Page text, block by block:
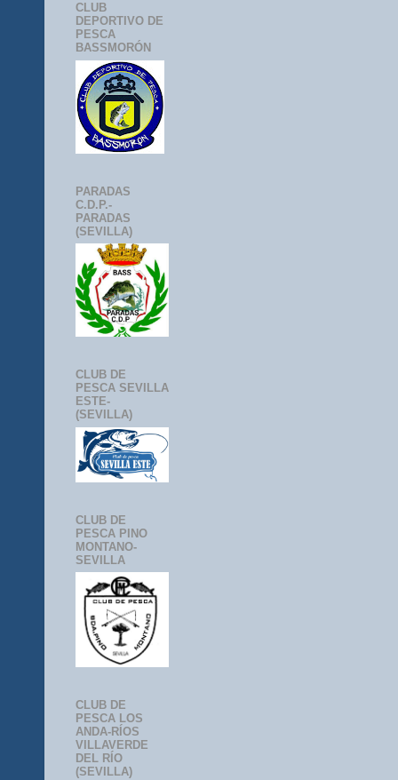
CLUB
DEPORTIVO DE
PESCA
BASSMORÓN
PARADAS
C.D.P.-
PARADAS
(SEVILLA)
CLUB DE
PESCA SEVILLA
ESTE-
(SEVILLA)
CLUB DE
PESCA PINO
MONTANO-
SEVILLA
CLUB DE
PESCA LOS
ANDA-RÍOS
VILLAVERDE
DEL RÍO
(SEVILLA)